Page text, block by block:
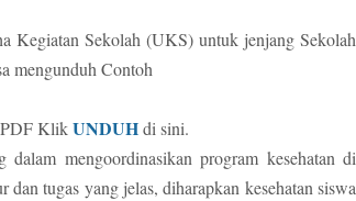
Kegiatan Sekolah (UKS) untuk jenjang Sekolah
mengunduh Contoh
PDF KlikUNDUHdi sini.
mengoordinasikan program kesehatan di
tugas yang jelas, diharapkan kesehatan siswa